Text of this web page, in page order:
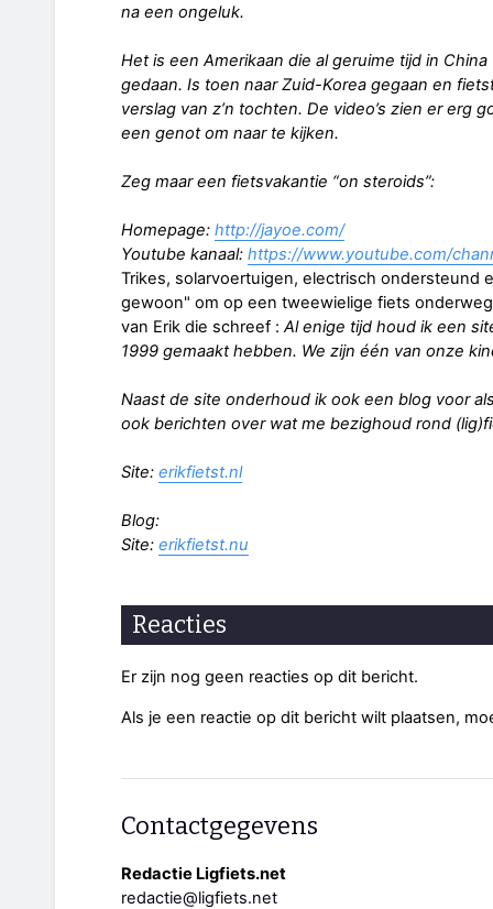
na een ongeluk.
Het is een Amerikaan die al geruime tijd in
gedaan. Is toen naar Zuid-Korea gegaan en
verslag van z’n tochten. De video’s zien er erg
een genot om naar te kijken.
Zeg maar een fietsvakantie “on steroids”:
Homepage: http://jayoe.com/
Youtube kanaal: https://www.youtube.com/
Trikes, solarvoertuigen, electrisch ondersteund
gewoon" om op een tweewielige fiets
van Erik die schreef : Al enige tijd houd ik een
1999 gemaakt hebben. We zijn één van onze
Naast de site onderhoud ik ook een blog voor
ook berichten over wat me bezighoud rond
Site: erikfietst.nl
Blog:
Site: erikfietst.nu
Reacties
Er zijn nog geen reacties op dit bericht.
Als je een reactie op dit bericht wilt plaatsen,
Contactgegevens
Redactie Ligfiets.net
redactie@ligfiets.net